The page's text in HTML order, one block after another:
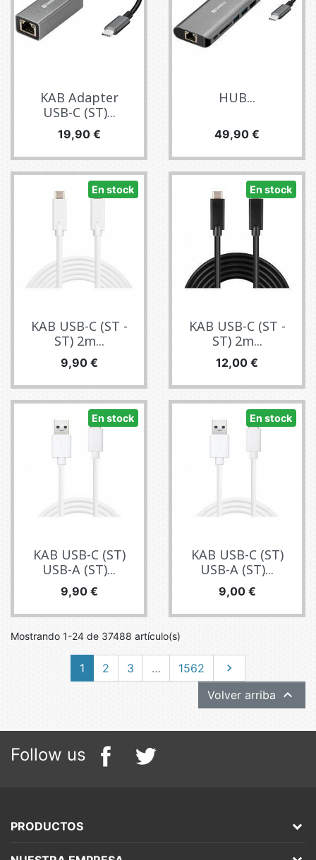
KAB Adapter
USB-C (ST)...
Precio
19,90 €
HUB...
Precio
49,90 €
En stock
KAB USB-C (ST -
ST) 2m...
Precio
9,90 €
En stock
KAB USB-C (ST -
ST) 2m...
Precio
12,00 €
En stock
KAB USB-C (ST)
USB-A (ST)...
Precio
9,90 €
En stock
KAB USB-C (ST)
USB-A (ST)...
Precio
9,00 €
Mostrando 1-24 de 37488 artículo(s)
1 2 3 … 1562 Siguiente

Volver arriba 
Follow us
PRODUCTOS